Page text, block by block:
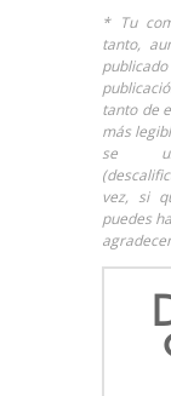
* Tu
tanto,
tanto de
más
se
vez, si
puedes